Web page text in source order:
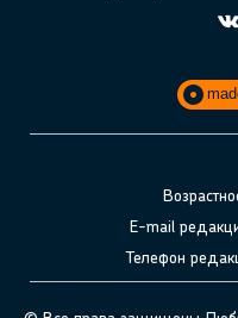
E-mail
Телефон